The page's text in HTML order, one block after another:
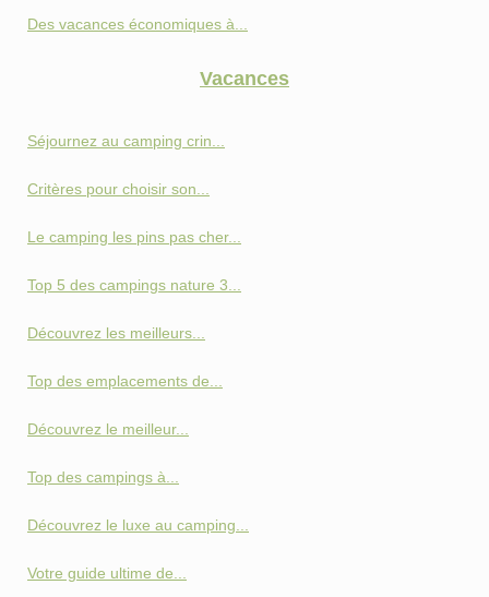
Des vacances économiques à...
Vacances
Séjournez au camping crin...
Critères pour choisir son...
Le camping les pins pas cher...
Top 5 des campings nature 3...
Découvrez les meilleurs...
Top des emplacements de...
Découvrez le meilleur...
Top des campings à...
Découvrez le luxe au camping...
Votre guide ultime de...